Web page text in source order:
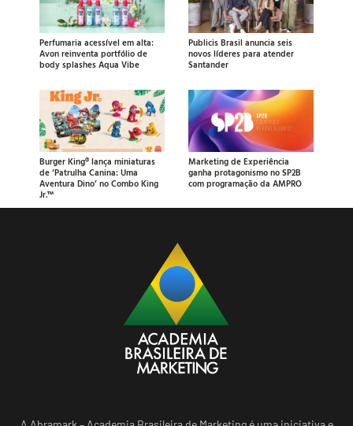
Perfumaria acessível em alta:
Avon reinventa portfólio de
body splashes Aqua Vibe
Publicis Brasil anuncia seis
novos líderes para atender
Santander
Burger King® lança miniaturas
de ‘Patrulha Canina: Uma
Aventura Dino’ no Combo King
Jr.™
Marketing de Experiência
ganha protagonismo no SP2B
com programação da AMPRO